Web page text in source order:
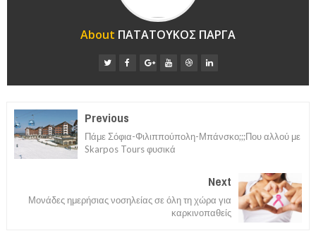
About ΠΑΤΑΤΟΥΚΟΣ ΠΑΡΓΑ
Previous
Πάμε Σόφια-Φιλιππούπολη-Μπάνσκο;;;Που αλλού με
Skarpos Tours φυσικά
Next
Μονάδες ημερήσιας νοσηλείας σε όλη τη χώρα για
καρκινοπαθείς